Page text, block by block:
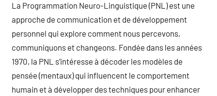
La Programmation Neuro-Linguistique (PNL) est une
approche de communication et de développement
personnel qui explore comment nous percevons,
communiquons et changeons. Fondée dans les années
1970, la PNL s’intéresse à décoder les modèles de
pensée (mentaux) qui influencent le comportement
humain et à développer des techniques pour enhancer